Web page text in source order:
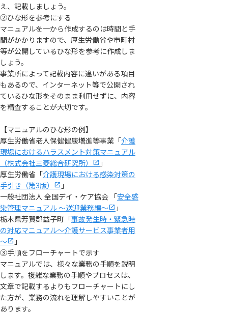
え、記載しましょう。
②ひな形を参考にする
マニュアルを一から作成するのは時間と手
間がかかりますので、厚生労働省や市町村
等が公開しているひな形を参考に作成しま
しょう。
事業所によって記載内容に違いがある項目
もあるので、インターネット等で公開され
ているひな形をそのまま利用せずに、内容
を精査することが大切です。
【マニュアルのひな形の例】
厚生労働省老人保健健康増進等事業「 介護
現場におけるハラスメント対策マニュアル
（株式会社三菱総合研究所）
」
厚生労働省「 介護現場における感染対策の
手引き（第3版）
」
一般社団法人 全国デイ・ケア協会 「 安全感
染管理マニュアル ～送迎業務編～
」
栃木県芳賀郡益子町「 事故発生時・緊急時
の対応マニュアル～介護サービス事業者用
～
」
③手順をフローチャートで示す
マニュアルでは、様々な業務の手順を説明
します。複雑な業務の手順やプロセスは、
文章で記載するよりもフローチャートにし
た方が、業務の流れを理解しやすいことが
あります。